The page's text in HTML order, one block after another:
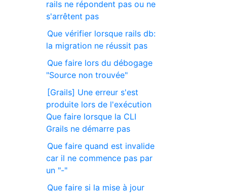
rails ne répondent pas ou ne
s'arrêtent pas
Que vérifier lorsque rails db:
la migration ne réussit pas
Que faire lors du débogage
"Source non trouvée"
[Grails] Une erreur s'est
produite lors de l'exécution
Que faire lorsque la CLI
Grails ne démarre pas
Que faire quand est invalide
car il ne commence pas par
un "-"
Que faire si la mise à jour